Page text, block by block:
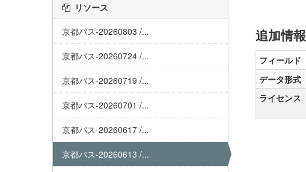
リソース
京都バス-20260803 /...
京都バス-20260724 /...
京都バス-20260719 /...
京都バス-20260701 /...
京都バス-20260617 /...
京都バス-20260613 /...
追加情報
フィールド
データ形式
ライセンス